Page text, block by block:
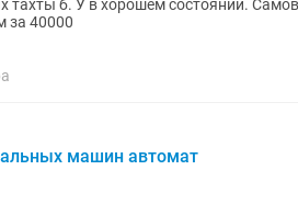
тахты б. У в хорошем состоянии.
за 40000
машин автомат